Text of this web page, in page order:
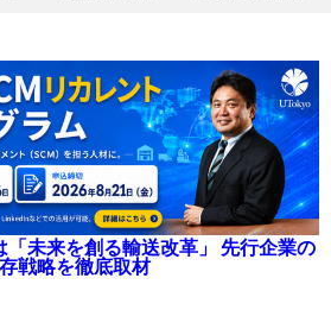
「未来を創る輸送改革」 先行企業の
戦略を徹底取材